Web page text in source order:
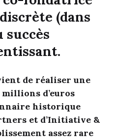
(dans
succès
de réaliser une
millions d’euros
historique
et d’Initiative &
assez rare